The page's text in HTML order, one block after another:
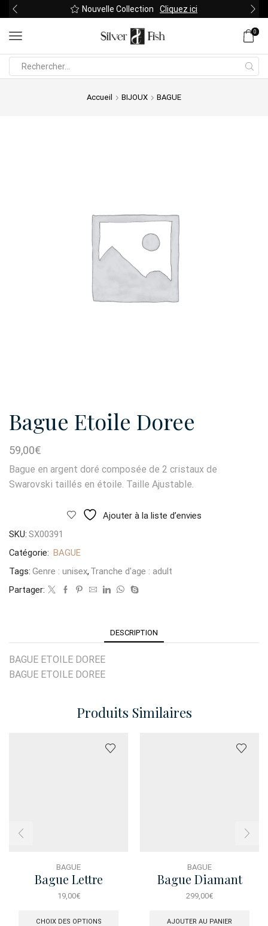
Nouvelle Collection Cliquez ici
0
Accueil BIJOUX BAGUE
Bague Etoile Doree
59,00€
Bague en argent doré composée de 2 cristaux de
Swarovski taillés en étoile. Taille Ajustable.
Ajouter à la liste d’envies
SKU: SX00391
Catégorie: BAGUE
Tags: Genre : unisex, Tranche d'age : adult
Partager:
DESCRIPTION
BAGUE ETOILE DOREE
BAGUE ETOILE DOREE
Produits Similaires
BAGUE
Bague Lettre
19,00€
CHOIX DES OPTIONS
BAGUE
Bague Diamant
Miroir Solo Or Gris
299,00€
AJOUTER AU PANIER